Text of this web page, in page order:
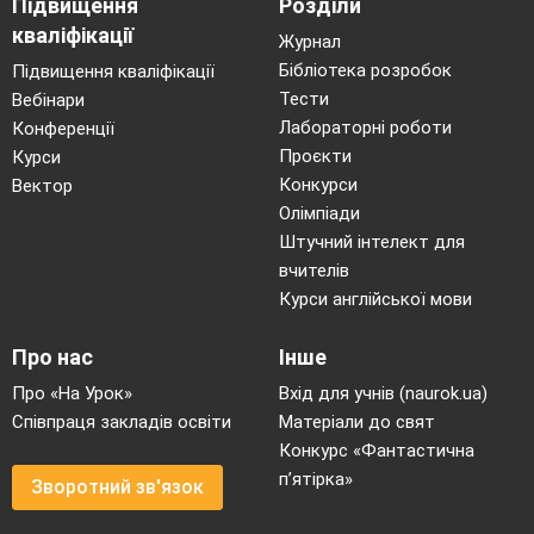
Розв’язання
1) 489:100*59=288,51 (грн.) – знижка;
2) 489-288,51=200,49 (грн.) – нова ціна.
Відповідь: 200,49 гривень
Отже, наші розрахунки трішки відрізняються
від кінцевих сум на цінниках! Чому? ( Діти
магазинах уміють рахувати і суму пишуть ту,
яка є їм найбільш вигідною. Деякі суми
округлюють до цілих чисел.
Але ми завжди повинні вміти порахувати
знижку, вибрати найбільш вигідний кредит чи
Підвищення
кваліфікації
Підвищення кваліфікації
Вебінари
Конференції
Курси
Вектор
Розділи
Журнал
Бібліотека розробок
Тести
Лабораторні роботи
Проєкти
Конкурси
Олімпіади
Штучний інтелект для
вчителів
Курси англійської мови
Про нас
Про «На Урок»
Співпраця закладів освіти
Зворотний зв'язок
Інше
Вхід для учнів (naurok.ua)
Матеріали до свят
Конкурс «Фантастична
п’ятірка»